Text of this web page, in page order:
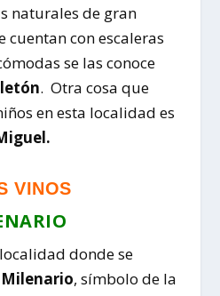
naturales de gran
cuentan con escaleras
se las conoce
. Otra cosa que
en esta localidad es
VINOS
donde se
, símbolo de la